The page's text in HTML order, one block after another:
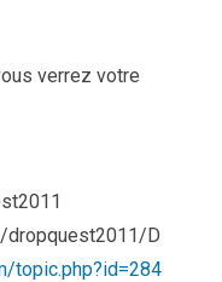
verrez votre
dropquest2011/D
topic.php?id=284